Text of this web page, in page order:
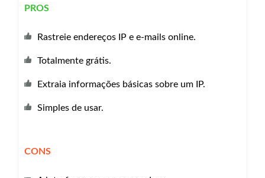
PROS
Rastreie endereços IP e e-mails online.
Totalmente grátis.
Extraia informações básicas sobre um IP.
Simples de usar.
CONS